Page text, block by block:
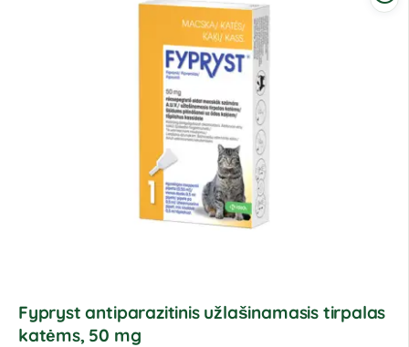
Fypryst antiparazitinis užlašinamasis tirpalas
katėms, 50 mg